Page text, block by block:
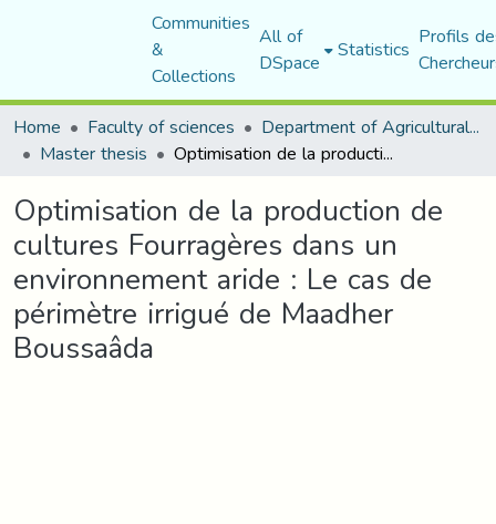
Communities
&
Collections
All of
DSpace Statistics Profils
Home
Faculty of sciences Department of Agricultural Sciences
Master thesis Optimisation de la production de cultures Fourragères dans un environnement aride : Le cas de périmètre irrigué de Maadher Boussaâda
Optimisation de la production de
cultures Fourragères dans un
environnement aride : Le cas de
périmètre irrigué de Maadher
Boussaâda